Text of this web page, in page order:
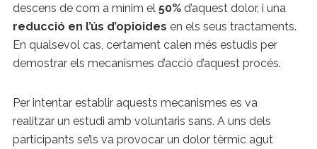
descens de com a mínim el 50% d’aquest dolor, i una
reducció en l’ús d’opioides en els seus tractaments.
En qualsevol cas, certament calen més estudis per
demostrar els mecanismes d’acció d’aquest procés.
Per intentar establir aquests mecanismes es va
realitzar un estudi amb voluntaris sans. A uns dels
participants se’ls va provocar un dolor tèrmic agut